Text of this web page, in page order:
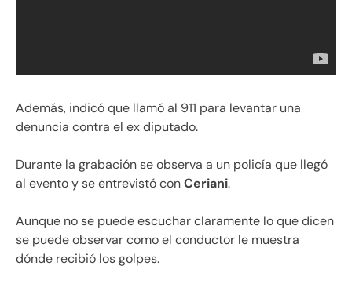
Además, indicó que llamó al 911 para levantar una
denuncia contra el ex diputado.
Durante la grabación se observa a un policía que llegó
al evento y se entrevistó conCeriani.
Aunque no se puede escuchar claramente lo que dicen
se puede observar como el conductor le muestra
dónde recibió los golpes.